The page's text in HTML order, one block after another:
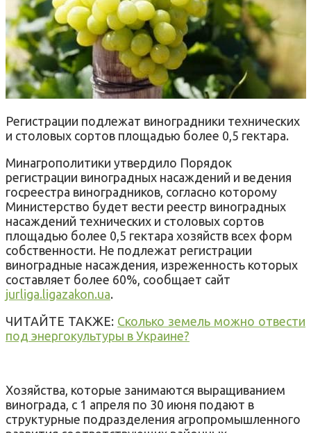
Регистрации подлежат виноградники технических
и столовых сортов площадью более 0,5 гектара.
Минагрополитики утвердило Порядок
регистрации виноградных насаждений и ведения
госреестра виноградников, согласно которому
Министерство будет вести реестр виноградных
насаждений технических и столовых сортов
площадью более 0,5 гектара хозяйств всех форм
собственности. Не подлежат регистрации
виноградные насаждения, изреженность которых
составляет более 60%, сообщает сайт
jurliga.ligazakon.ua.
ЧИТАЙТЕ ТАКЖЕ: Сколько земель можно отвести
под энергокультуры в Украине?
Хозяйства, которые занимаются выращиванием
винограда, с 1 апреля по 30 июня подают в
структурные подразделения агропромышленного